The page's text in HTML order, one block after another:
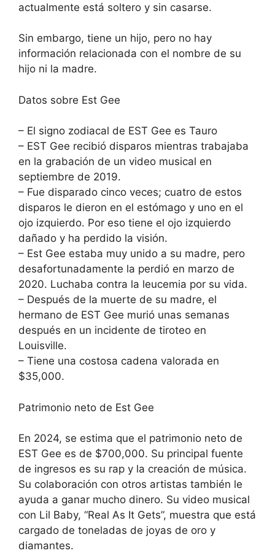
actualmente está soltero y sin casarse.
Sin embargo, tiene un hijo, pero no hay
información relacionada con el nombre de su
hijo ni la madre.
Datos sobre Est Gee
– El signo zodiacal de EST Gee es Tauro
– EST Gee recibió disparos mientras trabajaba
en la grabación de un video musical en
septiembre de 2019.
– Fue disparado cinco veces; cuatro de estos
disparos le dieron en el estómago y uno en el
ojo izquierdo. Por eso tiene el ojo izquierdo
dañado y ha perdido la visión.
– Est Gee estaba muy unido a su madre, pero
desafortunadamente la perdió en marzo de
2020. Luchaba contra la leucemia por su vida.
– Después de la muerte de su madre, el
hermano de EST Gee murió unas semanas
después en un incidente de tiroteo en
Louisville.
– Tiene una costosa cadena valorada en
$35,000.
Patrimonio neto de Est Gee
En 2024, se estima que el patrimonio neto de
EST Gee es de $700,000. Su principal fuente
de ingresos es su rap y la creación de música.
Su colaboración con otros artistas también le
ayuda a ganar mucho dinero. Su video musical
con Lil Baby, “Real As It Gets”, muestra que está
cargado de toneladas de joyas de oro y
diamantes.